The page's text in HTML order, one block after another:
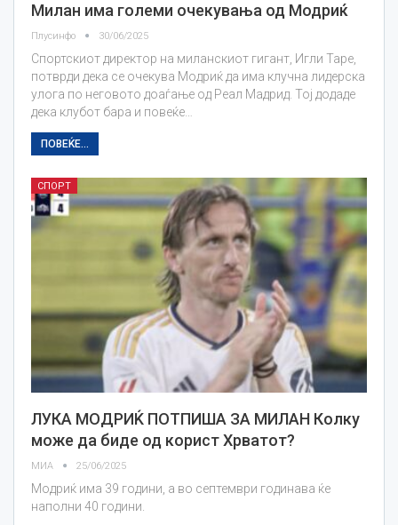
Милан има големи очекувања од Модриќ
Плусинфо 30/06/2025
Спортскиот директор на миланскиот гигант, Игли Таре,
потврди дека се очекува Модриќ да има клучна лидерска
улога по неговото доаѓање од Реал Мадрид. Тој додаде
дека клубот бара и повеќе…
ПОВЕЌЕ...
СПОРТ
ЛУКА МОДРИЌ ПОТПИША ЗА МИЛАН Колку
може да биде од корист Хрватот?
МИА 25/06/2025
Модриќ има 39 години, а во септември годинава ќе
наполни 40 години.